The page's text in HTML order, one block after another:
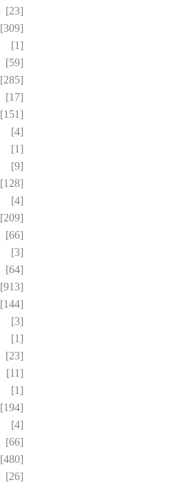
[23]
[309]
[1]
[59]
[285]
[17]
[151]
[4]
[1]
[9]
[128]
[4]
[209]
[66]
[3]
[64]
[913]
[144]
[3]
[1]
[23]
[11]
[1]
[194]
[4]
[66]
[480]
[26]